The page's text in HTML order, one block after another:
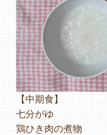
【中期食】
七分がゆ
鶏ひき肉の煮物